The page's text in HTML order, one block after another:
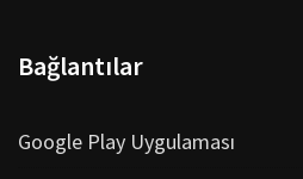
Bağlantılar
Google Play Uygulaması